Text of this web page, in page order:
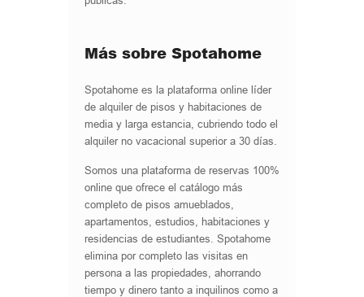
Más sobre Spotahome
Spotahome es la plataforma online líder
de alquiler de pisos y habitaciones de
media y larga estancia, cubriendo todo el
alquiler no vacacional superior a 30 días.
Somos una plataforma de reservas 100%
online que ofrece el catálogo más
completo de pisos amueblados,
apartamentos, estudios, habitaciones y
residencias de estudiantes. Spotahome
elimina por completo las visitas en
persona a las propiedades, ahorrando
tiempo y dinero tanto a inquilinos como a